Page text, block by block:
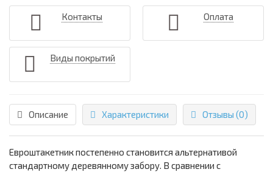
Контакты Оплата
Виды покрытий
Описание Характеристики Отзывы (0)
Евроштакетник постепенно становится альтернативой
стандартному деревянному забору. В сравнении с